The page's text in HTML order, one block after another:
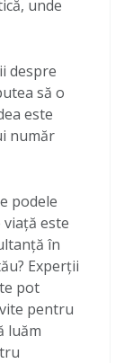
unde
despre
să o
este
număr
podele
este
în
Experții
pot
pentru
luăm